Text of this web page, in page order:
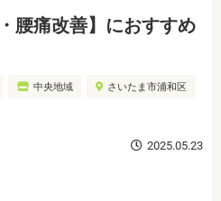
腰痛改善】におすすめ
中央地域 さいたま市浦和区
2025.05.23